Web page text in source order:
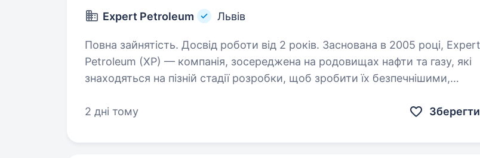
Expert Petroleum Львів
Повна зайнятість. Досвід роботи від 2 років. Заснована в 2005 році, Expert
Petroleum (XP) — компанія, зосереджена на родовищах нафти та газу, які
знаходяться на пізній стадії розробки, щоб зробити їх безпечнішими,
2 дні тому
Зберегти